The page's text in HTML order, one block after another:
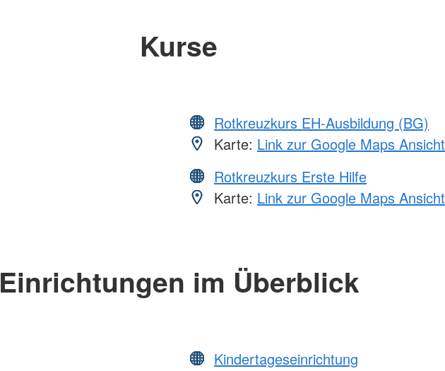
Kurse
Rotkreuzkurs EH-Ausbildung (BG)
Karte: Link zur Google Maps Ansicht
Rotkreuzkurs Erste Hilfe
Karte: Link zur Google Maps Ansicht
Einrichtungen im Überblick
Kindertageseinrichtung